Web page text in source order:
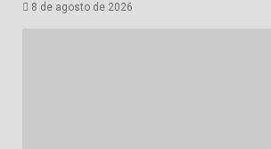
8 de agosto de 2026